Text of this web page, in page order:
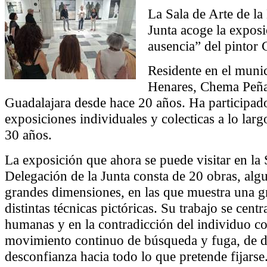
La Sala de Arte de
Junta acoge la
ausencia” del pintor
Residente en el
Henares, Chema
Guadalajara desde hace 20 años. Ha
exposiciones individuales y colecticas a lo
30 años.
La exposición que ahora se puede visitar en la
Delegación de la Junta consta de 20 obras,
grandes dimensiones, en las que muestra una
distintas técnicas pictóricas. Su trabajo se
humanas y en la contradicción del individuo
movimiento continuo de búsqueda y fuga, de
desconfianza hacia todo lo que pretende